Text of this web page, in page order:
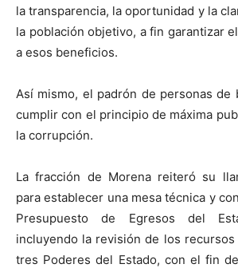
la transparencia, la oportunidad y la
la población objetivo, a fin garantizar
a esos beneficios.
Así mismo, el padrón de personas de
cumplir con el principio de máxima
la corrupción.
La fracción de Morena reiteró su
para establecer una mesa técnica y
Presupuesto de Egresos del
incluyendo la revisión de los
tres Poderes del Estado, con el fin